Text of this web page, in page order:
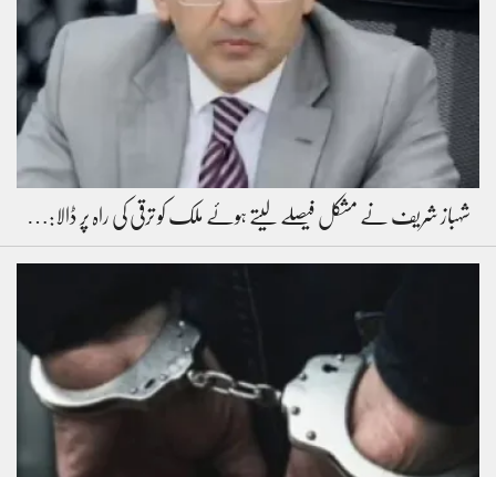
شہباز شریف نے مشکل فیصلے لیتے ہوئے ملک کو ترقی کی راہ پر ڈالا:…